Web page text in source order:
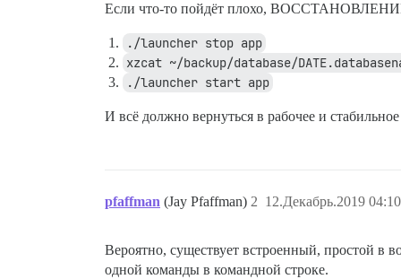
Если что-то пойдёт плохо,
./launcher stop app
xzcat ~/backup/database/
./launcher start app
И всё должно вернуться в рабочее и
pfaffman (Jay Pfaffman) 12.Декабрь.2019
2
Вероятно, существует встроенный, простой в
одной команды в командной строке.